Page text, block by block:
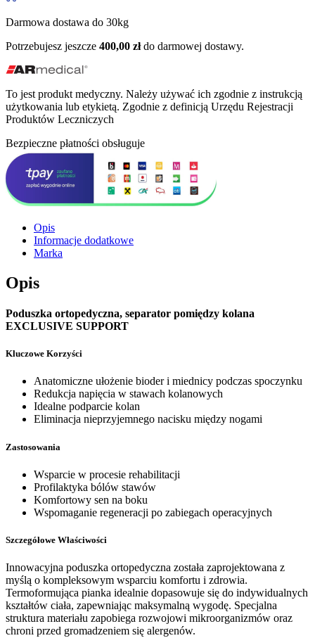
Darmowa dostawa do 30kg
Potrzebujesz jeszcze 400,00 złdo darmowej dostawy.
To jest produkt medyczny. Należy używać ich zgodnie z instrukcją
użytkowania lub etykietą. Zgodnie z definicją Urzędu Rejestracji
Produktów Leczniczych
Bezpieczne płatności obsługuje
Opis
Informacje dodatkowe
Marka
Opis
Poduszka ortopedyczna, separator pomiędzy kolana
EXCLUSIVE SUPPORT
Kluczowe Korzyści
Anatomiczne ułożenie bioder i miednicy podczas spoczynku
Redukcja napięcia w stawach kolanowych
Idealne podparcie kolan
Eliminacja nieprzyjemnego nacisku między nogami
Zastosowania
Wsparcie w procesie rehabilitacji
Profilaktyka bólów stawów
Komfortowy sen na boku
Wspomaganie regeneracji po zabiegach operacyjnych
Szczegółowe Właściwości
Innowacyjna poduszka ortopedyczna została zaprojektowana z
myślą o kompleksowym wsparciu komfortu i zdrowia.
Termoformująca pianka idealnie dopasowuje się do indywidualnych
kształtów ciała, zapewniając maksymalną wygodę. Specjalna
struktura materiału zapobiega rozwojowi mikroorganizmów oraz
chroni przed gromadzeniem się alergenów.